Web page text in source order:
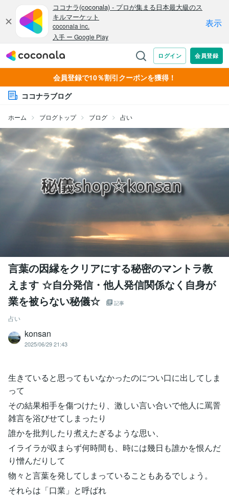
会員登録で10％割引クーポンを獲得！
ココナラブログ
ホーム ブログトップ ブログ 占い
言葉の因縁をクリアにする秘密のマントラ教
えます ☆自分発信・他人発信関係なく自身が
業を被らない秘儀☆
記事
占い
konsan
2025/06/29 21:43
生きていると思ってもいなかったのについ口に出してしま
って
その結果相手を傷つけたり、激しい言い合いで他人に罵詈
雑言を浴びせてしまったり
誰かを批判したり煮えたぎるような思い、
イライラが収まらず何時間も、時には幾日も誰かを恨んだ
り憎んだりして
物々と言葉を発してしまっていることもあるでしょう。
それらは「口業」と呼ばれ